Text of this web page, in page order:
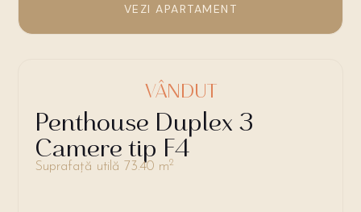
VEZI APARTAMENT
Penthouse Duplex 3
Camere tip F4
Suprafață utilă 73.40 m2
VÂNDUT